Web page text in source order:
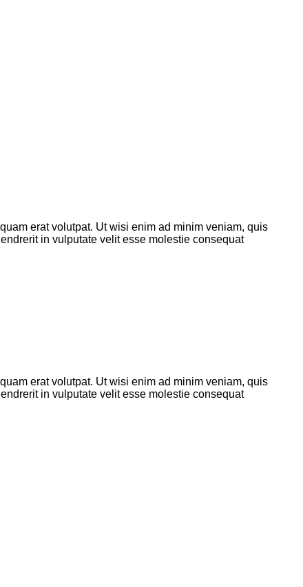
erat volutpat. Ut wisi enim ad minim veniam, quis
in vulputate velit esse molestie consequat
erat volutpat. Ut wisi enim ad minim veniam, quis
in vulputate velit esse molestie consequat